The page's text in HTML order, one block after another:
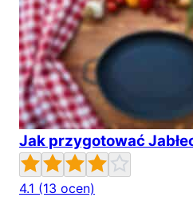
Jak przygotować
4.1 (13 ocen)